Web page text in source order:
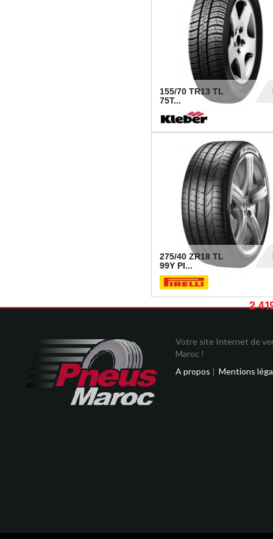
155/70 TR13 TL
75T...
275/40 ZR18 TL
99Y PI...
2
Votre site Internet de
Maroc !
A propos | Mentions